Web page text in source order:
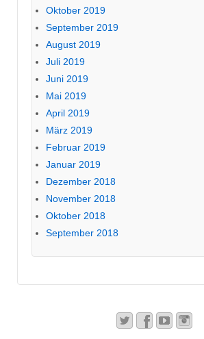
Oktober 2019
September 2019
August 2019
Juli 2019
Juni 2019
Mai 2019
April 2019
März 2019
Februar 2019
Januar 2019
Dezember 2018
November 2018
Oktober 2018
September 2018